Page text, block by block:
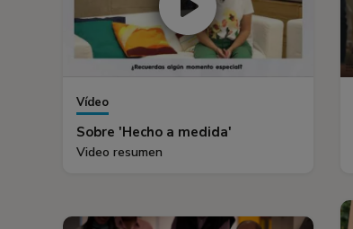
Vídeo
Sobre 'Hecho a medida'
Video resumen